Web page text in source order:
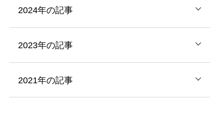
2024年の記事
2023年の記事
2021年の記事